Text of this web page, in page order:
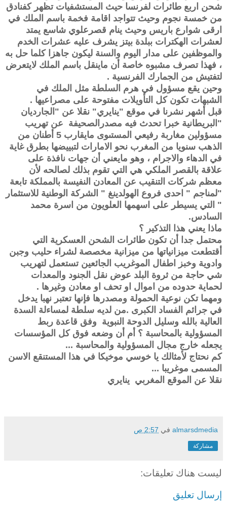
شحن اربع طائرات لفرنسا حيث المستشفيات تظهر كفنادق
من خمسة نجوم وحيث تتواجد اقامة فخمة باسم الملك في
ارقى شوارع باريس وحيث ينام قصرعلوي شاسع يمتد
لعشرات الهكترات ببلدة بيتز يشرف عليه عشرات الخدم
والموظفين على مدار اليوم والسنة ليكون جاهزا كلما حل به
، فهذا تصرف مشبوه خاصة أن ماينقل باسم الملك لايتعرض
لتفتيش من الجمارك الفرنسية .
وحين يقع مسؤول في هرم السلطة مثل الملك في
الشبهات تكون كل التأويلات مفتوحة على مصراعيها .
قبل أشهر نشرنا في موقع "ينايري" نقلا عن "الجارديان
"البريطانية خبرا تحدث فيه مصدرالصحيفة عن تهريب
مسؤولين مغاربة رفيعي المستىوى مايقارب 5 أطنان من
الذهب سنويا من المغرب نحو الامارات لتبييضها بطرق غاية
في الدهاء والاجرام ، وهو مايعني أن جهات نافذة على
علاقة بالقصر الملكي هي التي تقوم بذلك لصالحه لأن
معظم شركات التنقيب عن المعادن النفيسة بالمملكة تابعة
"لمناجم " احدى فروع الهولدينغ " الشركة الوطنية للاستثمار
" التي يسيطر على اسهمها العلويون من اسرة محمد
السادس.
ماذا يعني هذا التذكير ؟
محتمل جدا أن تكون طائرات الشحن العسكرية التي
أقتطعت ميزانياتها من ميزانية مخصصة لشراء حليب وجبن
وادوية وخبز اطفال الموغريب الجائعين تستعمل لتهريب
شي حاجة من ثروة البلد عوض نقل الجنود والمعدات
لحماية حدوده من اموال او تحف او معادن وغيرها .
ومهما تكن نوعية الحمولة ومصدرها فإنها تعتبر نهبا يدخل
في جرائم الفساد الكبرى .من لديه سلطة لمساءلة السدة
العالية بالله وسليل الدوحة النبوية وفق قاعدة ربط
المسؤولية بالمحاسبة ؟ أم أن وضعه فوق كل المؤسسات
يجعله خارج مجال المسؤولية والمحاسبة ...
كم نحتاج لأمثالك يا خوسي موخيكا في هذا المستنقع الاسن
المسمى موغريبا ...
نقلا عن الموقع المغربي ينايري
almarsdmedia في 2:57 ص
مشاركة
ليست هناك تعليقات:
إرسال تعليق